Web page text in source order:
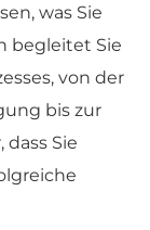
was Sie
begleitet Sie
von der
bis zur
Sie